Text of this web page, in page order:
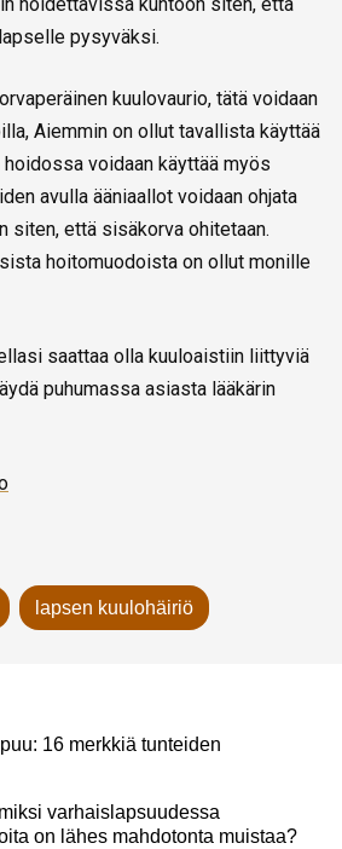
pysyväksi.
kuulovaurio, tätä voidaan
Aiemmin on ollut tavallista käyttää
voidaan käyttää myös
avulla ääniaallot voidaan ohjata
siten, että sisäkorva ohitetaan.
hoitomuodoista on ollut monille
saattaa olla kuuloaistiin liittyviä
puhumassa asiasta lääkärin
lapsen kuulohäiriö
16 merkkiä tunteiden
varhaislapsuudessa
on lähes mahdotonta muistaa?